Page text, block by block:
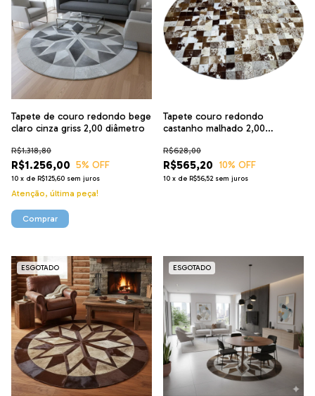
Tapete de couro redondo bege
claro cinza griss 2,00 diâmetro
R$1.256,00
R$1.318,80
5% OFF
10 x de R$125,60 sem juros
Atenção, última peça!
Tapete couro redondo
castanho malhado 2,00
R$565,20
R$628,00
10% OFF
10 x de R$56,52 sem juros
ESGOTADO ESGOTADO